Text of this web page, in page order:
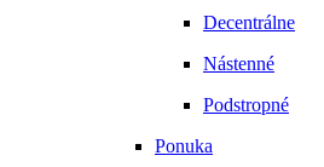
Decentrálne
Nástenné
Podstropné
Ponuka